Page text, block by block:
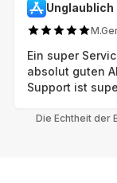
Unglaublich
Ein super
absolut guten
Support ist
Alle
Die Echtheit der